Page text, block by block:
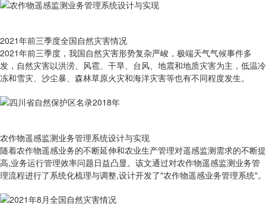
2021年前三季度全国自然灾害情况
2021年前三季度，我国自然灾害形势复杂严峻，极端天气气候事件多
发，自然灾害以洪涝、风雹、干旱、台风、地震和地质灾害为主，低温冷
冻和雪灾、沙尘暴、森林草原火灾和海洋灾害等也有不同程度发生。
农作物遥感监测业务管理系统设计与实现
随着农作物遥感业务的不断延伸和农业生产管理对遥感监测需求的不断提
高,业务运行管理效率问题日益凸显。该文通过对农作物遥感监测业务管
理流程进行了系统化梳理与调整,设计开发了"农作物遥感业务管理系统"。